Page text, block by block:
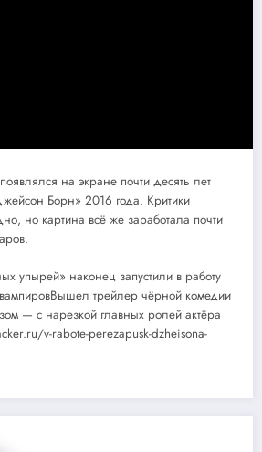
на экране почти десять лет
Борн» 2016 года. Критики
но картина всё же заработала почти
упырей» наконец запустили в работу
трейлер чёрной комедии
— с нарезкой главных ролей актёра
v-rabote-perezapusk-dzheisona-